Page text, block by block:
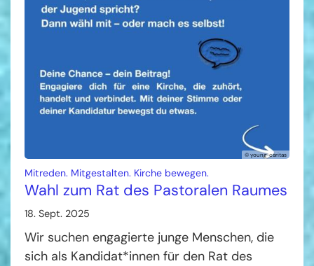
© young-caritas
Mitreden. Mitgestalten. Kirche bewegen.
Wahl zum Rat des Pastoralen Raumes
18. Sept. 2025
Wir suchen engagierte junge Menschen, die
sich als Kandidat*innen für den Rat des